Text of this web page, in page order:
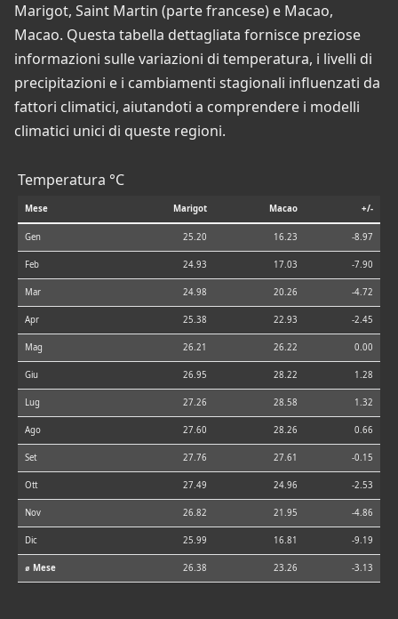
Marigot, Saint Martin (parte francese) e Macao,
Macao. Questa tabella dettagliata fornisce preziose
informazioni sulle variazioni di temperatura, i livelli di
precipitazioni e i cambiamenti stagionali influenzati da
fattori climatici, aiutandoti a comprendere i modelli
climatici unici di queste regioni.
Temperatura °C
Mese Marigot Macao +/-
Gen 25.20 16.23 -8.97
Feb 24.93 17.03 -7.90
Mar 24.98 20.26 -4.72
Apr 25.38 22.93 -2.45
Mag 26.21 26.22 0.00
Giu 26.95 28.22 1.28
Lug 27.26 28.58 1.32
Ago 27.60 28.26 0.66
Set 27.76 27.61 -0.15
Ott 27.49 24.96 -2.53
Nov 26.82 21.95 -4.86
Dic 25.99 16.81 -9.19
⌀ Mese 26.38 23.26 -3.13